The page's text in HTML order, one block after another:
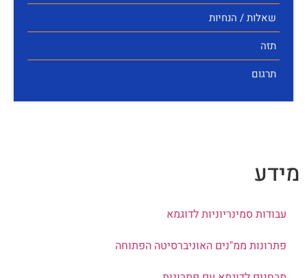
שאלות / הנחיות
תזה
תרגום
עבודות סמינריוניות לדוגמא
פתרונות ממ"נים האוניברסיטה הפתוחה